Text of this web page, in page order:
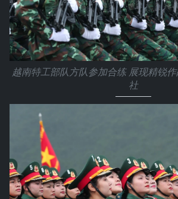
越南特工部队方队参加合练 展现精锐
社